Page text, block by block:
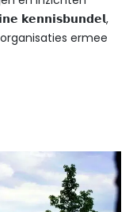
𝗸𝗲𝗻𝗻𝗶𝘀𝗯𝘂𝗻𝗱𝗲𝗹,
ermee